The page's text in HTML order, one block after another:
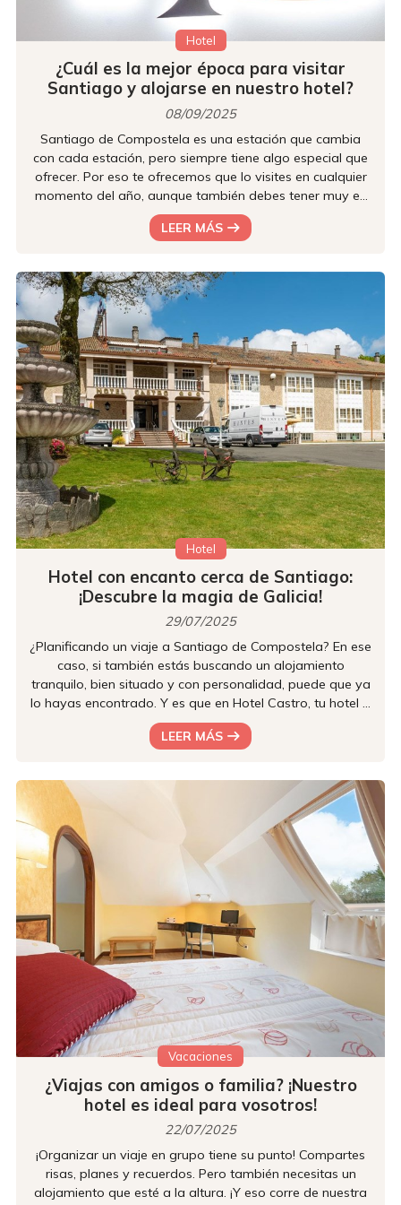
¿Cuál es la mejor época para visitar
Santiago y alojarse en nuestro hotel?
08/09/2025
Hotel
Santiago de Compostela es una estación que cambia
con cada estación, pero siempre tiene algo especial que
ofrecer. Por eso te ofrecemos que lo visites en cualquier
momento del año, aunque también debes tener muy en
cuenta qué te ofrece exactamente cada época del año.
Si lo quieres descubrir, sigue leyendo: desde nuestro hotel
para visitar Santiago en verano Si prefieres los días
largos, las calles llenas de vida y el bullicio propio de los
LEER MÁS
Hotel con encanto cerca de Santiago:
¡Descubre la magia de Galicia!
29/07/2025
Hotel
¿Planificando un viaje a Santiago de Compostela? En ese
caso, si también estás buscando un alojamiento
tranquilo, bien situado y con personalidad, puede que ya
lo hayas encontrado. Y es que en Hotel Castro, tu hotel a
tan solo cinco kilómetros del centro de la ciudad, te
espera un entorno que combina naturaleza, comodidad y
recargar energías o empezar una nueva etapa del
Camino. ¡Sigue leyendo para descubrir más detalles! La
LEER MÁS
¿Viajas con amigos o familia? ¡Nuestro
hotel es ideal para vosotros!
22/07/2025
Vacaciones
¡Organizar un viaje en grupo tiene su punto! Compartes
risas, planes y recuerdos. Pero también necesitas un
alojamiento que esté a la altura. ¡Y eso corre de nuestra